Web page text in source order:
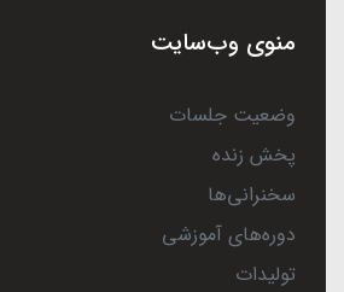
منوی وب‌سایت
وضعیت جلسات
پخش زنده
سخنرانی‌ها
دوره‌های آموزشی
تولیدات